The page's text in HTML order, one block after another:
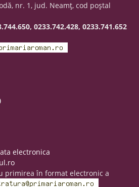
nr. 1, jud. Neamţ, cod poştal
0233.742.428, 0233.741.652
electronica
primirea în format electronic a